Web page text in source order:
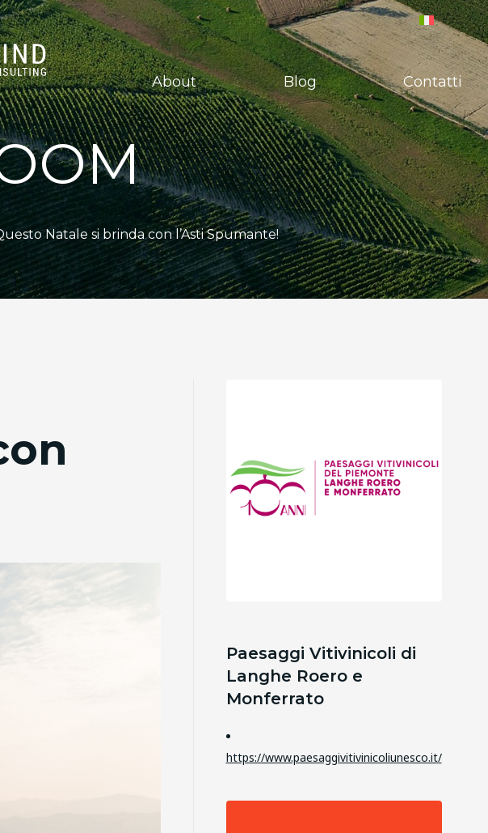
About Blog Contatti
Natale si brinda con l’Asti Spumante!
Paesaggi Vitivinicoli di
Langhe Roero e
Monferrato
https://www.paesaggivitivinicoliunesco.it/